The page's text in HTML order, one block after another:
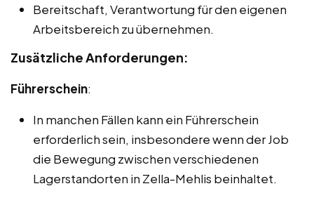
Bereitschaft, Verantwortung für den eigenen
Arbeitsbereich zu übernehmen.
Zusätzliche Anforderungen:
Führerschein:
In manchen Fällen kann ein Führerschein
erforderlich sein, insbesondere wenn der Job
die Bewegung zwischen verschiedenen
Lagerstandorten in Zella-Mehlis beinhaltet.